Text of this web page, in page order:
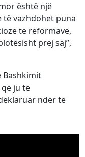
është një
të vazhdohet puna
të reformave,
prej saj”,
Bashkimit
ju të
ndër të